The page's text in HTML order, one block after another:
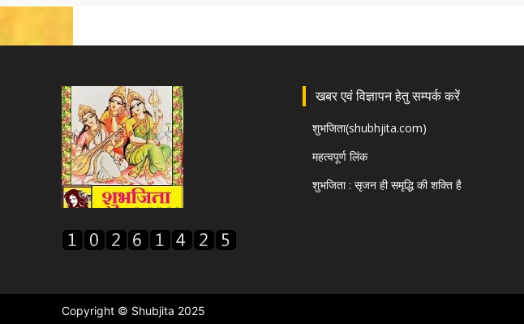
खबर एवं विज्ञापन हेतु सम्पर्क करें
शुभजिता(shubhjita.com)
महत्वपूर्ण लिंक
शुभजिता : सृजन ही समृद्धि की शक्ति है
Copyright © Shubjita 2025